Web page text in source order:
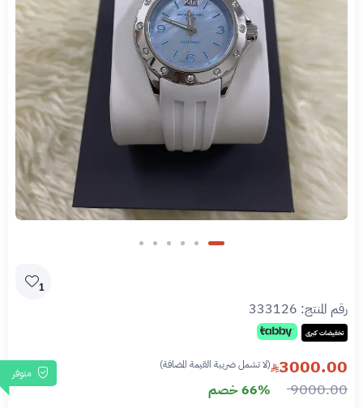
1
رقم المنتج: 333126
تخفيضات كبرى
متوفر 3000.00 (لا تشمل ضريبة القيمة المضافة)
9000.00 66% خصم